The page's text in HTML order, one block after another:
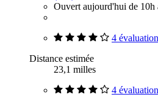
Ouvert aujourd'hui de 10h
4
Distance estimée
23,1 milles
4